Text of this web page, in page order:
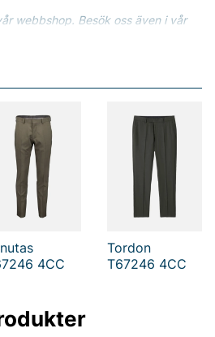
webbshop. Besök oss även i vår
4CC
Tordon
T67246 4CC